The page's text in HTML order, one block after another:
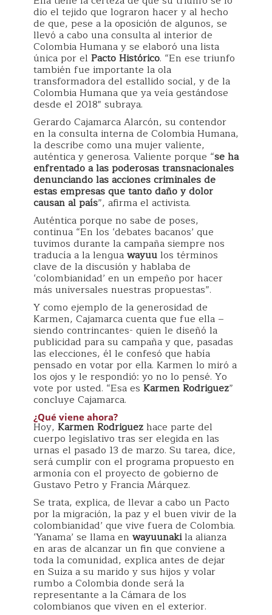
dio el tejido que lograron hacer y al hecho
de que, pese a la oposición de algunos, se
llevó a cabo una consulta al interior de
Colombia Humana y se elaboró una lista
única por el Pacto Histórico. “En ese triunfo
también fue importante la ola
transformadora del estallido social, y de la
Colombia Humana que ya veía gestándose
desde el 2018″ subraya.
Gerardo Cajamarca Alarcón, su contendor
en la consulta interna de Colombia Humana,
la describe como una mujer valiente,
auténtica y generosa. Valiente porque “se ha
enfrentado a las poderosas transnacionales
denunciando las acciones criminales de
estas empresas que tanto daño y dolor
causan al país”, afirma el activista.
Auténtica porque no sabe de poses,
continua “En los ‘debates bacanos’ que
tuvimos durante la campaña siempre nos
traducía a la lenguawayuulos términos
clave de la discusión y hablaba de
‘colombianidad’ en un empeño por hacer
más universales nuestras propuestas”.
Y como ejemplo de la generosidad de
Karmen, Cajamarca cuenta que fue ella –
siendo contrincantes- quien le diseñó la
publicidad para su campaña y que, pasadas
las elecciones, él le confesó que había
pensado en votar por ella. Karmen lo miró a
los ojos y le respondió: yo no lo pensé. Yo
vote por usted. “Esa es Karmen Rodriguez”
concluye Cajamarca.
¿Qué viene ahora?
Hoy, Karmen Rodriguezhace parte del
cuerpo legislativo tras ser elegida en las
urnas el pasado 13 de marzo. Su tarea, dice,
será cumplir con el programa propuesto en
armonía con el proyecto de gobierno de
Gustavo Petro y Francia Márquez.
Se trata, explica, de llevar a cabo un Pacto
por la migración, la paz y el buen vivir de la
colombianidad’ que vive fuera de Colombia.
‘Yanama’ se llama en wayuunakila alianza
en aras de alcanzar un fin que conviene a
toda la comunidad, explica antes de dejar
en Suiza a su marido y sus hijos y volar
rumbo a Colombia donde será la
representante a la Cámara de los
colombianos que viven en el exterior.